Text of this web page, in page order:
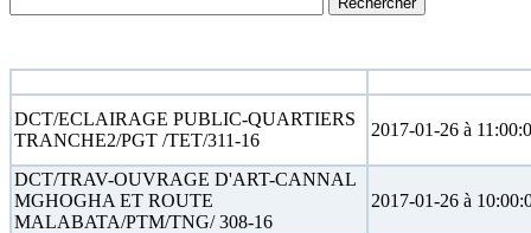
DCT/ECLAIRAGE PUBLIC-QUARTIERS
TRANCHE2/PGT /TET/311-16
2017-01-26 à
DCT/TRAV-OUVRAGE D'ART-CANNAL
MGHOGHA ET ROUTE
MALABATA/PTM/TNG/ 308-16
2017-01-26 à